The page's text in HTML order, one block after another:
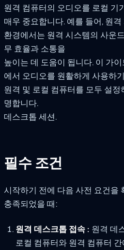
원격 컴퓨터의 오디오를 로컬 기
매우 중요합니다. 예를 들어, 원
환경에서는 원격 시스템의 사운
무 효율과 소통을
높이는 데 도움이 됩니다. 이 가
에서 오디오를 원활하게 사용하
원격 및 로컬 컴퓨터를 모두 설
명합니다.
데스크톱 세션.
필수 조건
시작하기 전에 다음 사전 요건을
충족되었을 때:
원격 데스크톱 접속 : 원격 데
로컬 컴퓨터와 원격 컴퓨터